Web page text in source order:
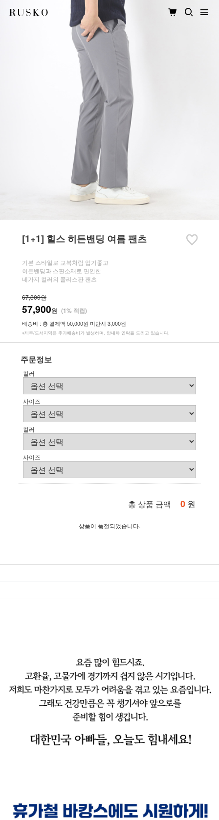
[1+1] 힐스 히든밴딩 여름 팬츠
기본 스타일로 교복처럼 입기좋고
히든밴딩과 스판소재로 편안한
네가지 컬러의 폴리스판 팬츠
67,800원
57,900원 (1% 적립)
배송비 : 총 결제액 50,000원 미만시 3,000원
※제주/도서지역은 추가배송비가 발생하며, 안내차 연락을 드리고 있습니다.
주문정보
컬러
사이즈
컬러
사이즈
총 상품 금액 0 원
상품이 품절되었습니다.